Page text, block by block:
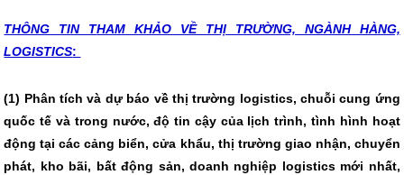
THÔNG TIN THAM KHẢO VỀ THỊ TRƯỜNG, NGÀNH HÀNG,
LOGISTICS:
(1) Phân tích và dự báo về thị trường logistics, chuỗi cung ứng
quốc tế và trong nước, độ tin cậy của lịch trình, tình hình hoạt
động tại các cảng biển, cửa khẩu, thị trường giao nhận, chuyển
phát, kho bãi, bất động sản, doanh nghiệp logistics mới nhất,